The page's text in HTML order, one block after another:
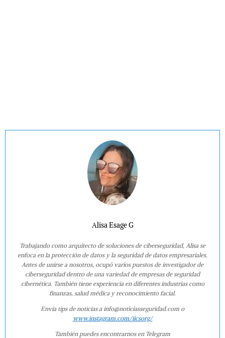
Alisa Esage G
Trabajando como arquitecto de soluciones de ciberseguridad, Alisa se
enfoca en la protección de datos y la seguridad de datos empresariales.
Antes de unirse a nosotros, ocupó varios puestos de investigador de
ciberseguridad dentro de una variedad de empresas de seguridad
cibernética. También tiene experiencia en diferentes industrias como
finanzas, salud médica y reconocimiento facial.
Envía tips de noticias a info@noticiasseguridad.com o
www.instagram.com/iicsorg/
También puedes encontrarnos en Telegram